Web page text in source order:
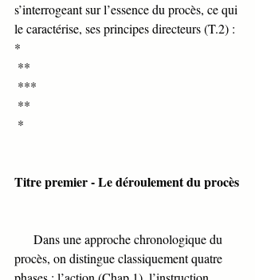
s’interrogeant sur l’essence du procès, ce qui
le caractérise, ses principes directeurs (T.2) :
*
**
***
**
*
Titre premier - Le déroulement du procès
procès, on distingue classiquement quatre